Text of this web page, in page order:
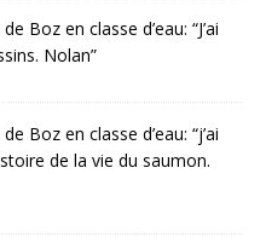
Boz en classe d’eau: “J’ai
Nolan”
Boz en classe d’eau: “j’ai
de la vie du saumon.